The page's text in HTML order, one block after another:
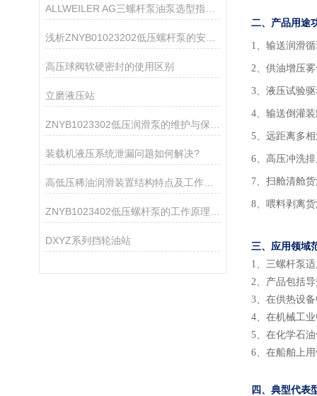
浅析ZNYB01023202低压螺杆泵的安装注意事项
高压球阀软硬密封的使用区别
立磨液压站
装载机液压系统泄漏问题如何解决?
高低压稀油润滑装置结构特点及工作原理
DXYZ系列挡轮油站
二、产品用途
1、输送润滑
2、供油增压
3、液压试验
4、输送倒灌
5、远距离多
6、高压冲洗
7、扫舱清舱
8、喂料剥离
三、应用领域
1、 三螺杆泵
2、 产品包括
3、 在供热设
4、 在机械工
5、 在化学石
6、 在船舶上
四、典型代表